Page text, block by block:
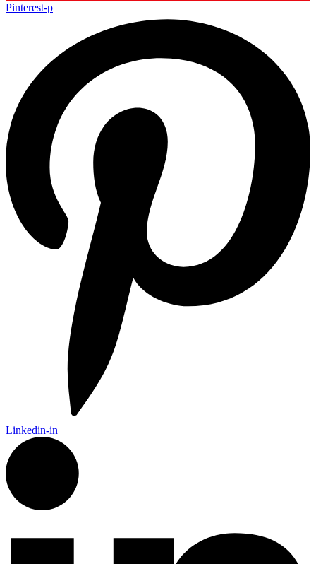
Pinterest-p
Linkedin-in